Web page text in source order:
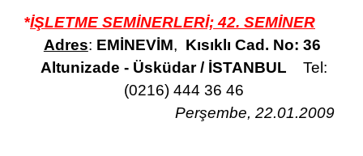
*İŞLETME SEMİNERLERİ; 42. SEMİNER
Adres: EMİNEVİM, Kısıklı Cad. No: 36
Altunizade - Üsküdar / İSTANBUL Tel:
(0216) 444 36 46
Perşembe, 22.01.2009